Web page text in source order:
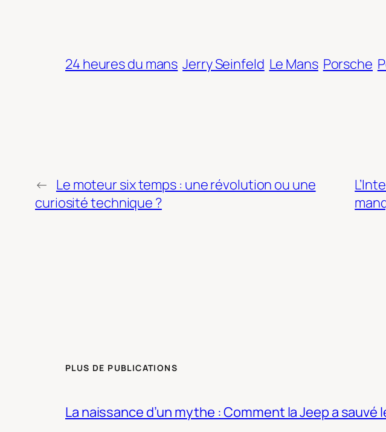
24 heures du mans Jerry Seinfeld Le Mans Porsche
← Le moteur six temps : une révolution ou une
curiosité technique ?
PLUS DE PUBLICATIONS
La naissance d’un mythe : Comment la Jeep a sauvé